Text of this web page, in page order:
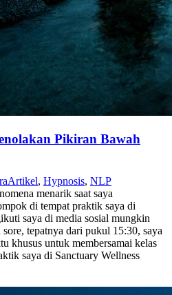
Pikiran Bawah
Artikel, Hypnosis, NLP
menarik saat saya
di tempat praktik saya di
saya di media sosial mungkin
tepatnya dari pukul 15:30, saya
khusus untuk membersamai kelas
saya di Sanctuary Wellness